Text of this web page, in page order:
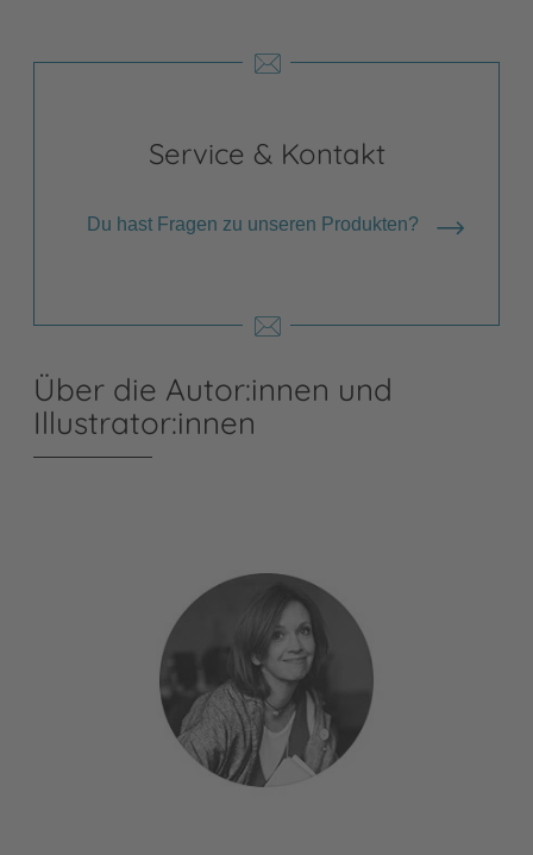
Service & Kontakt
Du hast Fragen zu unseren Produkten?
Über die Autor:innen und
Illustrator:innen